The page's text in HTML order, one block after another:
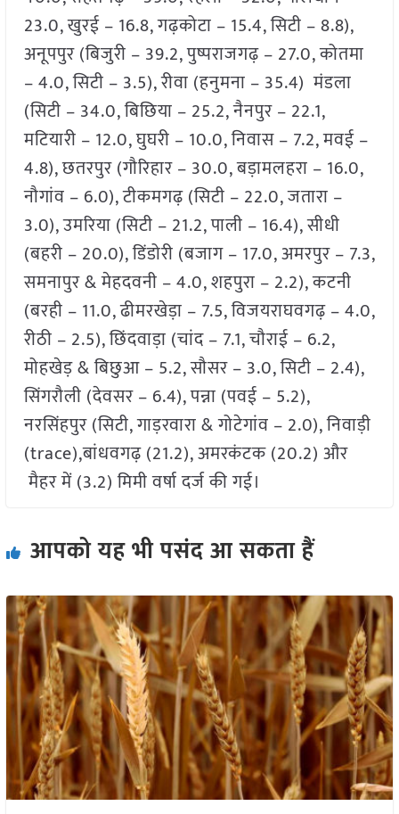
23.0, खुरई – 16.8, गढ़कोटा – 15.4, सिटी – 8.8),
अनूपपुर (बिजुरी – 39.2, पुष्पराजगढ़ – 27.0, कोतमा
– 4.0, सिटी – 3.5), रीवा (हनुमना – 35.4) मंडला
(सिटी – 34.0, बिछिया – 25.2, नैनपुर – 22.1,
मटियारी – 12.0, घुघरी – 10.0, निवास – 7.2, मवई –
4.8), छतरपुर (गौरिहार – 30.0, बड़ामलहरा – 16.0,
नौगांव – 6.0), टीकमगढ़ (सिटी – 22.0, जतारा –
3.0), उमरिया (सिटी – 21.2, पाली – 16.4), सीधी
(बहरी – 20.0), डिंडोरी (बजाग – 17.0, अमरपुर – 7.3,
समनापुर & मेहदवनी – 4.0, शहपुरा – 2.2), कटनी
(बरही – 11.0, ढीमरखेड़ा – 7.5, विजयराघवगढ़ – 4.0,
रीठी – 2.5), छिंदवाड़ा (चांद – 7.1, चौराई – 6.2,
मोहखेड़ & बिछुआ – 5.2, सौसर – 3.0, सिटी – 2.4),
सिंगरौली (देवसर – 6.4), पन्ना (पवई – 5.2),
नरसिंहपुर (सिटी, गाड़रवारा & गोटेगांव – 2.0), निवाड़ी
(trace),बांधवगढ़ (21.2), अमरकंटक (20.2) और
मैहर में (3.2) मिमी वर्षा दर्ज की गई।
आपको यह भी पसंद आ सकता हैं